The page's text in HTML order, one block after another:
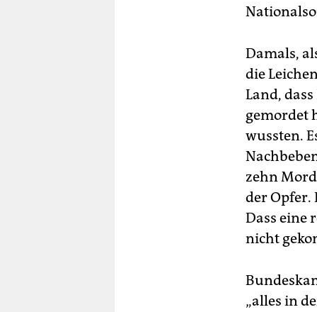
Damals,
die
Land,
gemordet
wussten.
zehn
der
Dass eine
nicht
„alles in